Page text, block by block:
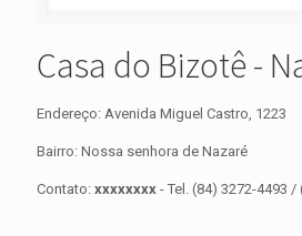
Casa do Bizotê -
Endereço: Avenida Miguel Castro, 1223
Bairro: Nossa senhora de Nazaré
Contato: xxxxxxxx - Tel. (84) 3272-4493 /